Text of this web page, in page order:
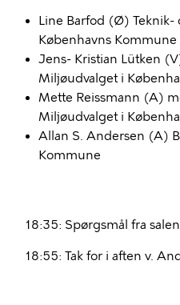
Line Barfod (Ø)
Københavns Kommune
Jens- Kristian Lütken
Miljøudvalget i
Mette Reissmann (A)
Miljøudvalget i
Allan S. Andersen (A)
Kommune
18:35: Spørgsmål fra
18:55: Tak for i aften v.